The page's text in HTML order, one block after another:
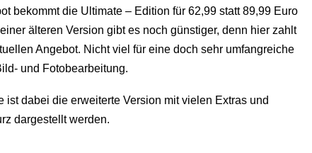
bekommt die Ultimate – Edition für 62,99 statt 89,99 Euro
älteren Version gibt es noch günstiger, denn hier zahlt
Angebot. Nicht viel für eine doch sehr umfangreiche
und Fotobearbeitung.
ist dabei die erweiterte Version mit vielen Extras und
dargestellt werden.